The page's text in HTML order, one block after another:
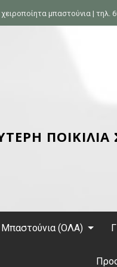
μπαστούνια | τηλ.
ΠΟΙΚΙΛΙΑ
Μπαστούνια (ΟΛΑ)